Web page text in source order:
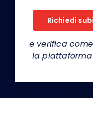
Richiedi
e verifica
la